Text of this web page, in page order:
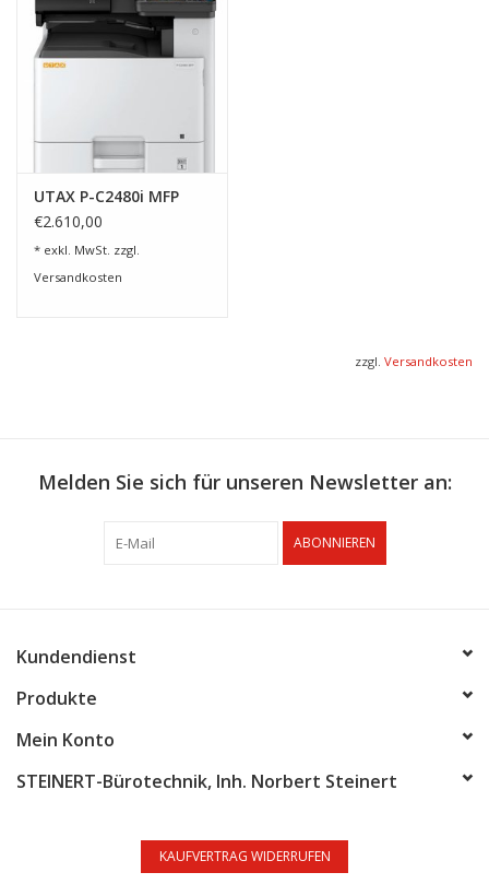
UTAX P-C2480i MFP
€2.610,00
* exkl. MwSt. zzgl.
Versandkosten
zzgl. Versandkosten
Melden Sie sich für unseren Newsletter an:
ABONNIEREN
Kundendienst
Produkte
Mein Konto
STEINERT-Bürotechnik, Inh. Norbert Steinert
KAUFVERTRAG WIDERRUFEN